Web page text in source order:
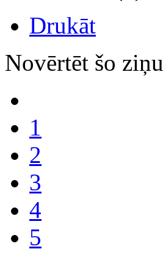
Drukāt
Novērtēt šo ziņu
1
2
3
4
5